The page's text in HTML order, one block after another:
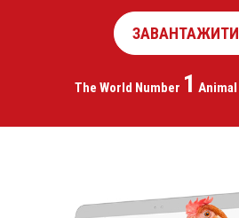
ЗАВАНТАЖИТИ
The World Number 1 Animal